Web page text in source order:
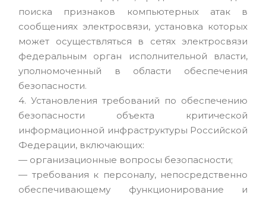
поиска признаков компьютерных атак в
сообщениях электросвязи, установка которых
может осуществляться в сетях электросвязи
федеральным орган исполнительной власти,
уполномоченный в области обеспечения
безопасности.
4. Установления требований по обеспечению
безопасности объекта критической
информационной инфраструктуры Российской
Федерации, включающих:
— организационные вопросы безопасности;
— требования к персоналу, непосредственно
обеспечивающему функционирование и